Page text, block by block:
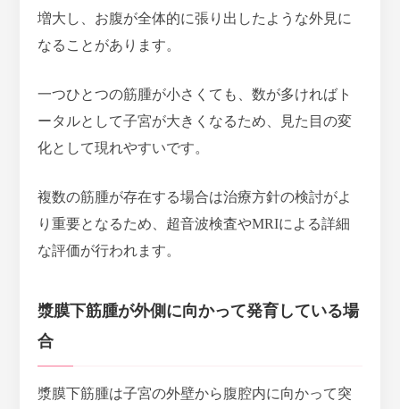
増大し、お腹が全体的に張り出したような外見に
なることがあります。
一つひとつの筋腫が小さくても、数が多ければト
ータルとして子宮が大きくなるため、見た目の変
化として現れやすいです。
複数の筋腫が存在する場合は治療方針の検討がよ
り重要となるため、超音波検査やMRIによる詳細
な評価が行われます。
漿膜下筋腫が外側に向かって発育している場
合
漿膜下筋腫は子宮の外壁から腹腔内に向かって突